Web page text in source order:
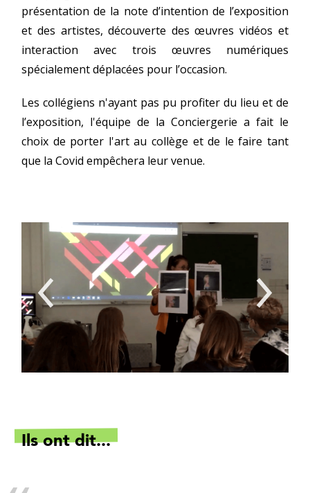
présentation de la note d’intention de l’exposition
et des artistes, découverte des œuvres vidéos et
interaction avec trois œuvres numériques
spécialement déplacées pour l’occasion.
Les collégiens n'ayant pas pu profiter du lieu et de
l’exposition, l'équipe de la Conciergerie a fait le
choix de porter l'art au collège et de le faire tant
que la Covid empêchera leur venue.
Ils ont dit...